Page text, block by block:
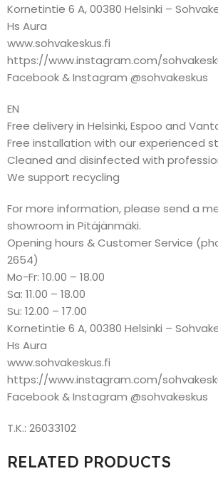
Kornetintie 6 A, 00380 Helsinki –
Hs Aura
www.sohvakeskus.fi
https://www.instagram.com/
Facebook & Instagram @sohvakeskus
EN
Free delivery in Helsinki, Espoo and
Free installation with our experienced
Cleaned and disinfected with
We support recycling
For more information, please send a
showroom in Pitäjänmäki.
Opening hours & Customer Service
2654)
Mo-Fr: 10.00 – 18.00
Sa: 11.00 – 18.00
Su: 12.00 – 17.00
Kornetintie 6 A, 00380 Helsinki –
Hs Aura
www.sohvakeskus.fi
https://www.instagram.com/
Facebook & Instagram @sohvakeskus
T.K.: 26033102
RELATED PRODUCTS